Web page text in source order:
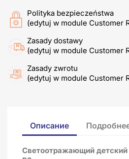
Polityka bezpieczeństwa
(edytuj w module Customer
Zasady dostawy
(edytuj w module Customer
Zasady zwrotu
(edytuj w module Customer
Описание
Cветоотражающий детский